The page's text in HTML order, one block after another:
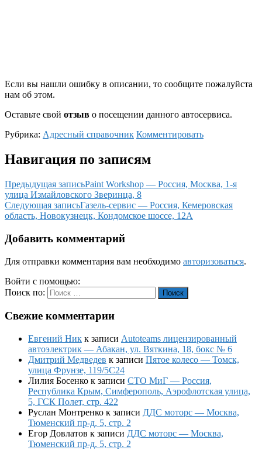
Если вы нашли ошибку в описании, то сообщите пожалуйста
нам об этом.
Оставьте свой отзыв о посещении данного автосервиса.
Рубрика: Адресный справочник Комментировать
Навигация по записям
Предыдущая записьPaint Workshop — Россия, Москва, 1-я
улица Измайловского Зверинца, 8
Следующая записьГазель-сервис — Россия, Кемеровская
область, Новокузнецк, Кондомское шоссе, 12А
Добавить комментарий
Для отправки комментария вам необходимо авторизоваться.
Войти с помощью:
Поиск по:
Поиск
Свежие комментарии
Евгений Ник к записи Autoteams лицензированный
автоэлектрик — Абакан, ул. Вяткина, 18, бокс № 6
Дмитрий Медведев к записи Пятое колесо — Томск,
улица Фрунзе, 119/5С24
Лилия Босенко к записи СТО МиГ — Россия,
Республика Крым, Симферополь, Аэрофлотская улица,
5, ГСК Полет, стр. 422
Руслан Монтренко к записи ДДС моторс — Москва,
Тюменский пр-д, 5, стр. 2
Егор Довлатов к записи ДДС моторс — Москва,
Тюменский пр-д, 5, стр. 2